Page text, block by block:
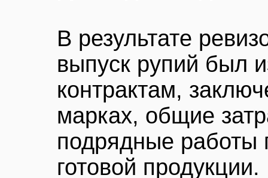
В результате
выпуск рупий был
контрактам,
марках, общие
подрядные работы
готовой